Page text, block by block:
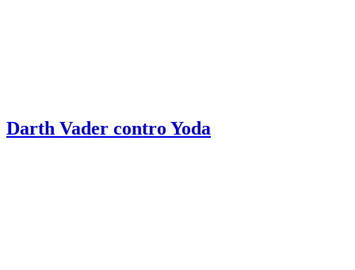
Darth Vader contro Yoda